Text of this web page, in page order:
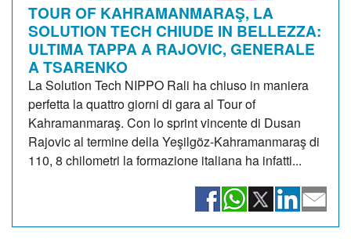
TOUR OF KAHRAMANMARAŞ, LA
SOLUTION TECH CHIUDE IN BELLEZZA:
ULTIMA TAPPA A RAJOVIC, GENERALE
A TSARENKO
La Solution Tech NIPPO Rali ha chiuso in maniera
perfetta la quattro giorni di gara al Tour of
Kahramanmaraş. Con lo sprint vincente di Dusan
Rajovic al termine della Yeşilgöz-Kahramanmaraş di
110, 8 chilometri la formazione italiana ha infatti...